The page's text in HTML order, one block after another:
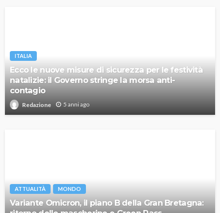
ITALIA
Ecco le nuove misure di sicurezza per le festività
natalizie: il Governo stringe la morsa anti-
contagio
Redazione 5 anni ago
ATTUALITÀ MONDO
Variante Omicron, il piano B della Gran Bretagna: